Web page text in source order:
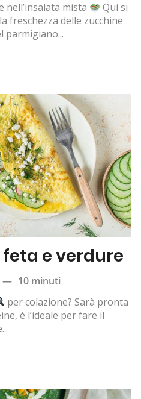
nell’insalata mista
Qui si
freschezza delle zucchine
parmigiano...
e verdure
— 10 minuti
per colazione? Sarà pronta
è l’ideale per fare il